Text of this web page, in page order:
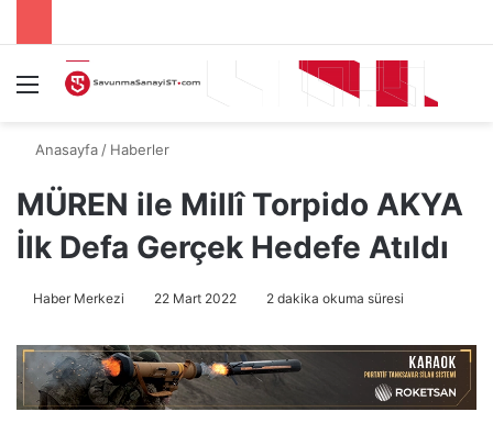
Menü
Anasayfa / Haberler
MÜREN ile Millî Torpido AKYA
İlk Defa Gerçek Hedefe Atıldı
Haber Merkezi 22 Mart 2022 2 dakika okuma süresi